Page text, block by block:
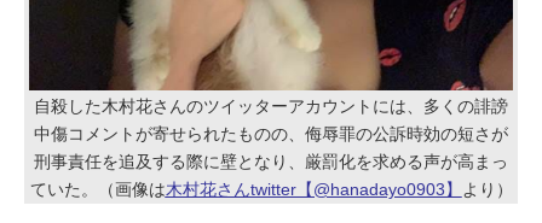
自殺した木村花さんのツイッターアカウントには、多くの誹謗
中傷コメントが寄せられたものの、侮辱罪の公訴時効の短さが
刑事責任を追及する際に壁となり、厳罰化を求める声が高まっ
ていた。（画像は木村花さんtwitter【@hanadayo0903】 より）